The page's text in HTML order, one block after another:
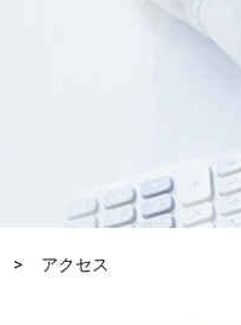
アクセス